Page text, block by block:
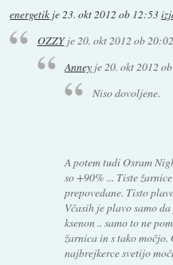
energetik je23. okt 2012 ob 12:53
OZZYje20. okt 2012 ob 20:02
Anney je20. okt 2012
Niso dovoljene.
A potem tudi Osram
so +90% ... Tiste
prepovedane. Tisto
Včasih je plavo samo
ksenon .. samo to ne
žarnica in s tako močjo.
najbrejkerce svetijo